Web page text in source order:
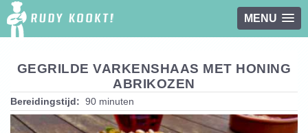
MENU
GEGRILDE VARKENSHAAS MET HONING
ABRIKOZEN
Bereidingstijd: 90 minuten